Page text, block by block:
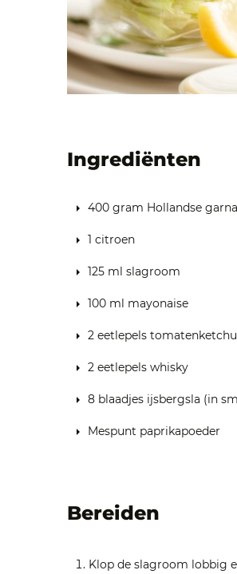
Ingrediënten
400 gram Hollandse
1 citroen
125 ml slagroom
100 ml mayonaise
2 eetlepels
2 eetlepels whisky
8 blaadjes ijsbergsla (in
Mespunt paprikapoeder
Bereiden
Klop de slagroom lobbig